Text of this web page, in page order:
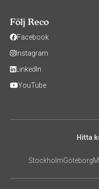
Följ Reco
Facebook
Instagram
LinkedIn
YouTube
Hitta
StockholmGöteborg